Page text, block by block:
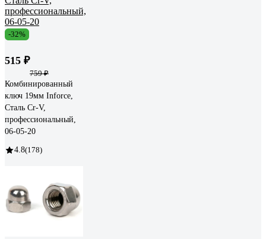
-32%
515 ₽
759 ₽
Комбинированный
ключ 19мм Inforce,
Сталь Cr-V,
профессиональный,
06-05-20
4.8(178)